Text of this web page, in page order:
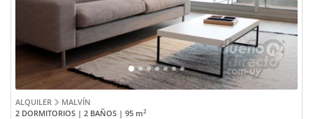
ALQUILER
MALVÍN
2 DORMITORIOS | 2 BAÑOS | 95 m2